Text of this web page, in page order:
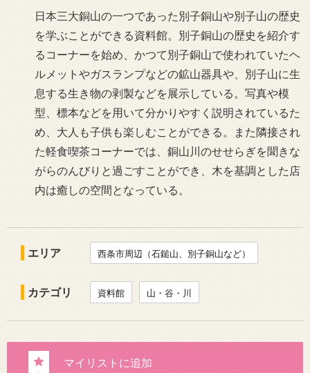
日本三大銅山の一つであった別子銅山や別子山の歴史
を学ぶことができる資料館。別子銅山の歴史を紹介す
るコーナーを始め、かつて別子銅山で使われていたヘ
ルメットやガスランプなどの鉱山器具や、別子山に生
息する生き物の剥製などを展示している。写真や模
型、標本などを用いて分かりやすく説明されているた
め、大人も子供も楽しむことができる。また隣接され
た軽食喫茶コーナーでは、銅山川のせせらぎを聞きな
がらのんびりと過ごすことができ、木を基調とした店
内は癒しの空間となっている。
エリア 西条市周辺（石鎚山、別子銅山など）
カテゴリ 資料館 山・谷・川